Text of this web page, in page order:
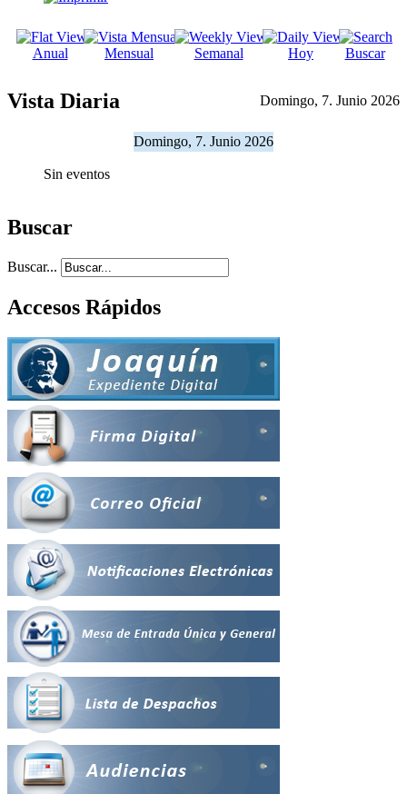
Anual Mensual Semanal Hoy Buscar
Vista Diaria Domingo, 7. Junio 2026
Domingo, 7. Junio 2026
Sin eventos
Buscar
Buscar...
Accesos Rápidos